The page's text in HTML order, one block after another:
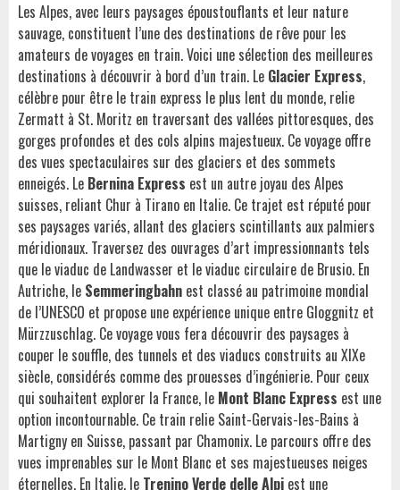
Les Alpes, avec leurs paysages époustouflants et leur nature
sauvage, constituent l’une des destinations de rêve pour les
amateurs de voyages en train. Voici une sélection des meilleures
destinations à découvrir à bord d’un train. Le Glacier Express,
célèbre pour être le train express le plus lent du monde, relie
Zermatt à St. Moritz en traversant des vallées pittoresques, des
gorges profondes et des cols alpins majestueux. Ce voyage offre
des vues spectaculaires sur des glaciers et des sommets
enneigés. Le Bernina Express est un autre joyau des Alpes
suisses, reliant Chur à Tirano en Italie. Ce trajet est réputé pour
ses paysages variés, allant des glaciers scintillants aux palmiers
méridionaux. Traversez des ouvrages d’art impressionnants tels
que le viaduc de Landwasser et le viaduc circulaire de Brusio. En
Autriche, le Semmeringbahn est classé au patrimoine mondial
de l’UNESCO et propose une expérience unique entre Gloggnitz et
Mürzzuschlag. Ce voyage vous fera découvrir des paysages à
couper le souffle, des tunnels et des viaducs construits au XIXe
siècle, considérés comme des prouesses d’ingénierie. Pour ceux
qui souhaitent explorer la France, le Mont Blanc Express est une
option incontournable. Ce train relie Saint-Gervais-les-Bains à
Martigny en Suisse, passant par Chamonix. Le parcours offre des
vues imprenables sur le Mont Blanc et ses majestueuses neiges
éternelles. En Italie, le Trenino Verde delle Alpi est une